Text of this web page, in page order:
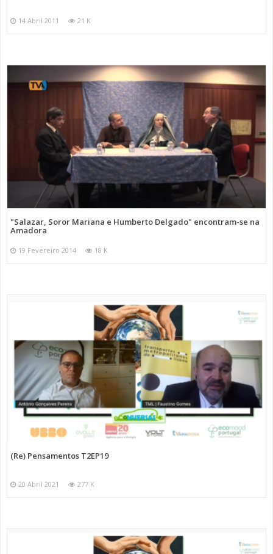
14 Abril 2011 21 K
"Salazar, Soror Mariana e Humberto Delgado" encontram-se na
Amadora
19 Fevereiro 2014 18 K
(Re) Pensamentos T2EP19
20 Abril 2021 277 K